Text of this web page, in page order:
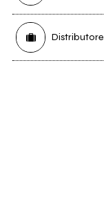
Distributore